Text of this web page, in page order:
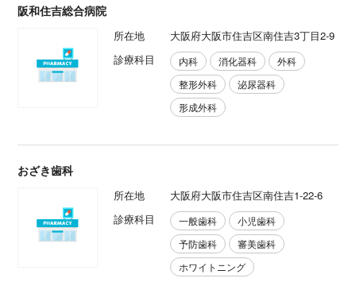
阪和住吉総合病院
所在地
大阪府大阪市住吉区南住吉3丁目2-9
診療科目
内科 消化器科
外科
整形外科
泌尿器科
形成外科
おざき歯科
所在地
大阪府大阪市住吉区南住吉1-22-6
診療科目
一般歯科
小児歯科
予防歯科
審美歯科
ホワイトニング